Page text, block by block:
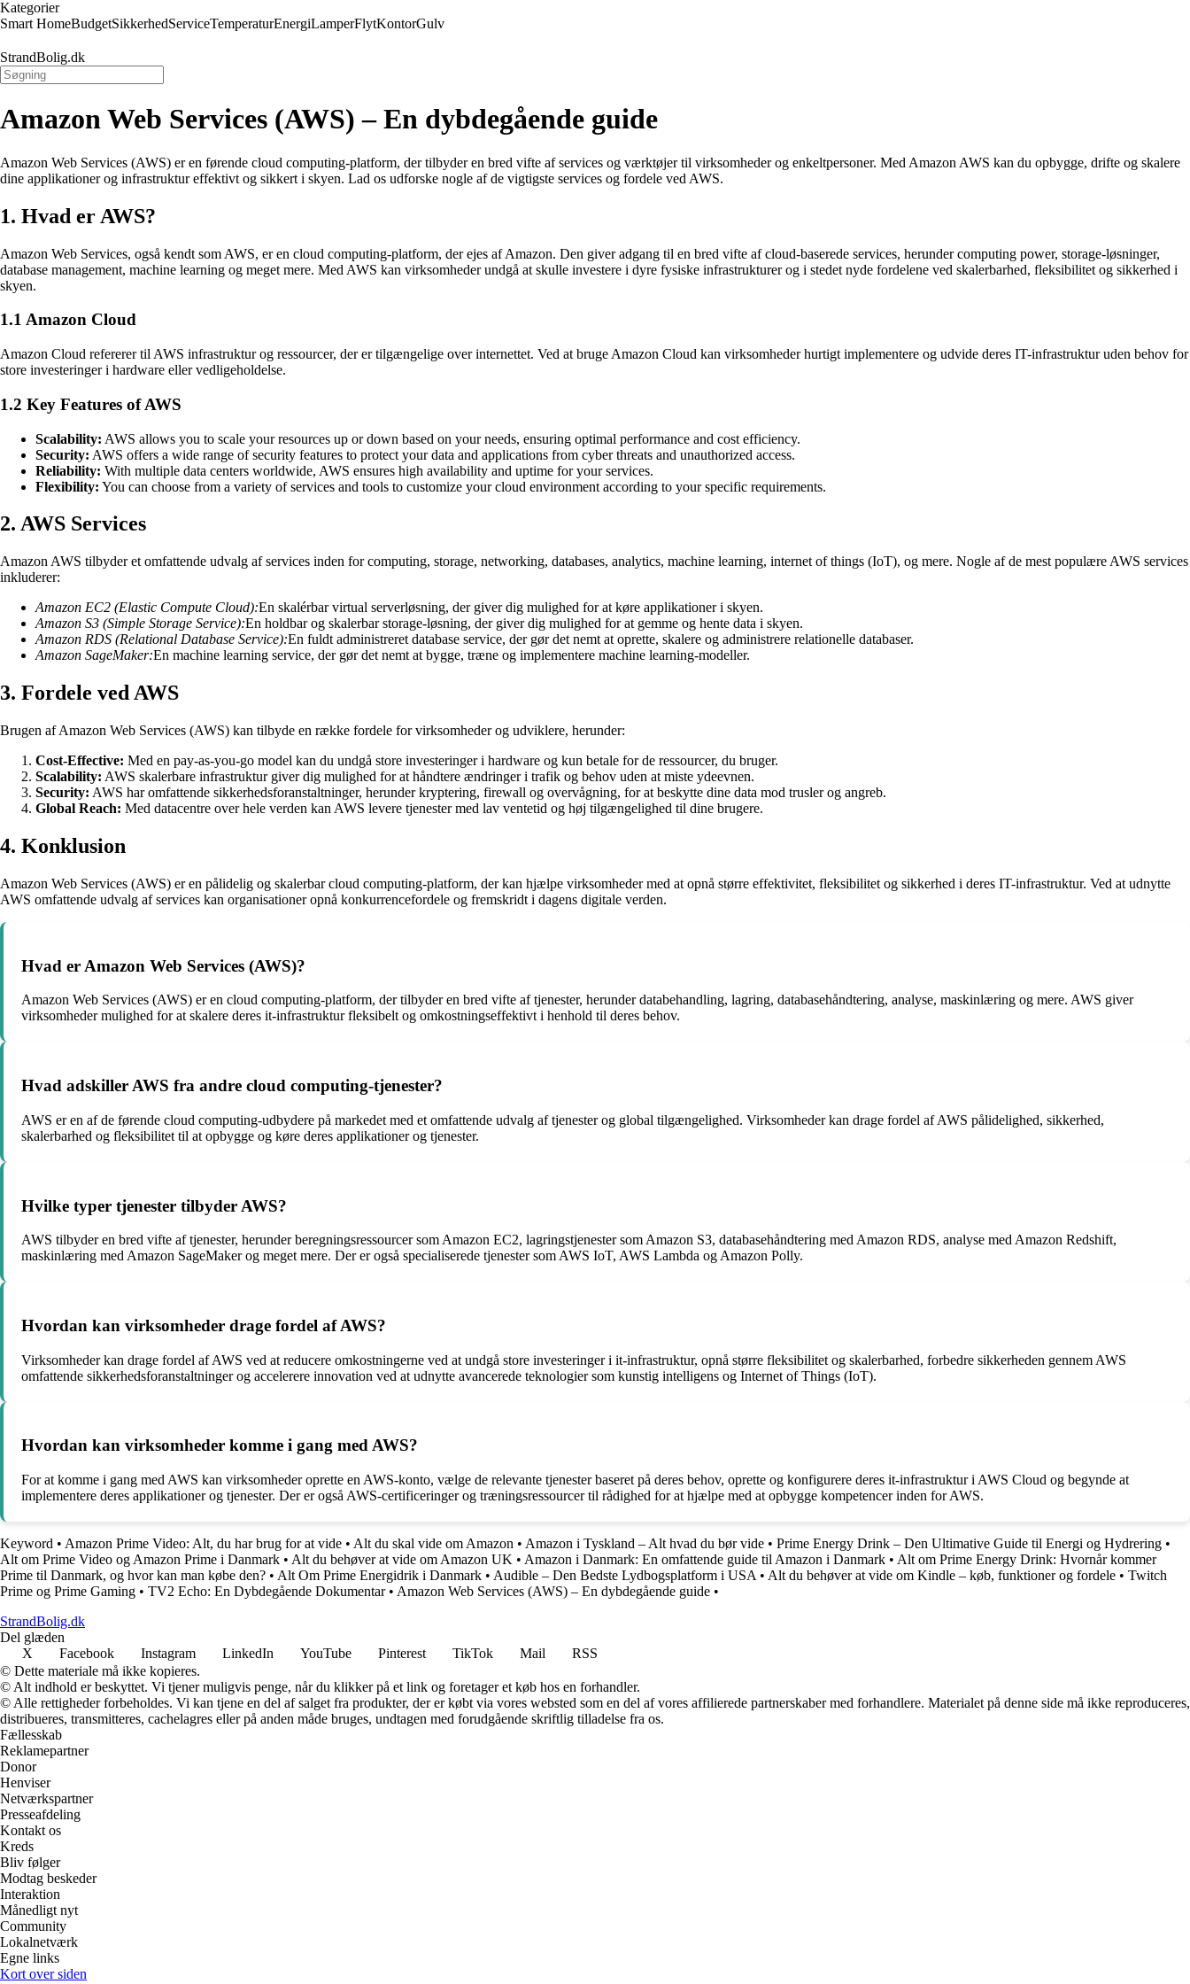
Kategorier
Smart HomeBudgetSikkerhedServiceTemperaturEnergiLamperFlytKontorGulv
StrandBolig.dk
Amazon Web Services (AWS) – En dybdegående guide
Amazon Web Services (AWS) er en førende cloud computing-platform, der tilbyder en bred vifte af services og værktøjer til virksomheder og enkeltpersoner. Med Amazon AWS kan du opbygge, drifte og skalere
dine applikationer og infrastruktur effektivt og sikkert i skyen. Lad os udforske nogle af de vigtigste services og fordele ved AWS.
1. Hvad er AWS?
Amazon Web Services, også kendt som AWS, er en cloud computing-platform, der ejes af Amazon. Den giver adgang til en bred vifte af cloud-baserede services, herunder computing power, storage-løsninger,
database management, machine learning og meget mere. Med AWS kan virksomheder undgå at skulle investere i dyre fysiske infrastrukturer og i stedet nyde fordelene ved skalerbarhed, fleksibilitet og sikkerhed i
skyen.
1.1 Amazon Cloud
Amazon Cloud refererer til AWS infrastruktur og ressourcer, der er tilgængelige over internettet. Ved at bruge Amazon Cloud kan virksomheder hurtigt implementere og udvide deres IT-infrastruktur uden behov for
store investeringer i hardware eller vedligeholdelse.
1.2 Key Features of AWS
Scalability: AWS allows you to scale your resources up or down based on your needs, ensuring optimal performance and cost efficiency.
Security: AWS offers a wide range of security features to protect your data and applications from cyber threats and unauthorized access.
Reliability: With multiple data centers worldwide, AWS ensures high availability and uptime for your services.
Flexibility: You can choose from a variety of services and tools to customize your cloud environment according to your specific requirements.
2. AWS Services
Amazon AWS tilbyder et omfattende udvalg af services inden for computing, storage, networking, databases, analytics, machine learning, internet of things (IoT), og mere. Nogle af de mest populære AWS services
inkluderer:
Amazon EC2 (Elastic Compute Cloud):En skalérbar virtual serverløsning, der giver dig mulighed for at køre applikationer i skyen.
Amazon S3 (Simple Storage Service):En holdbar og skalerbar storage-løsning, der giver dig mulighed for at gemme og hente data i skyen.
Amazon RDS (Relational Database Service):En fuldt administreret database service, der gør det nemt at oprette, skalere og administrere relationelle databaser.
Amazon SageMaker:En machine learning service, der gør det nemt at bygge, træne og implementere machine learning-modeller.
3. Fordele ved AWS
Brugen af Amazon Web Services (AWS) kan tilbyde en række fordele for virksomheder og udviklere, herunder:
Cost-Effective: Med en pay-as-you-go model kan du undgå store investeringer i hardware og kun betale for de ressourcer, du bruger.
Scalability: AWS skalerbare infrastruktur giver dig mulighed for at håndtere ændringer i trafik og behov uden at miste ydeevnen.
Security: AWS har omfattende sikkerhedsforanstaltninger, herunder kryptering, firewall og overvågning, for at beskytte dine data mod trusler og angreb.
Global Reach: Med datacentre over hele verden kan AWS levere tjenester med lav ventetid og høj tilgængelighed til dine brugere.
4. Konklusion
Amazon Web Services (AWS) er en pålidelig og skalerbar cloud computing-platform, der kan hjælpe virksomheder med at opnå større effektivitet, fleksibilitet og sikkerhed i deres IT-infrastruktur. Ved at udnytte
AWS omfattende udvalg af services kan organisationer opnå konkurrencefordele og fremskridt i dagens digitale verden.
Hvad er Amazon Web Services (AWS)?
Amazon Web Services (AWS) er en cloud computing-platform, der tilbyder en bred vifte af tjenester, herunder databehandling, lagring, databasehåndtering, analyse, maskinlæring og mere. AWS giver
virksomheder mulighed for at skalere deres it-infrastruktur fleksibelt og omkostningseffektivt i henhold til deres behov.
Hvad adskiller AWS fra andre cloud computing-tjenester?
AWS er en af de førende cloud computing-udbydere på markedet med et omfattende udvalg af tjenester og global tilgængelighed. Virksomheder kan drage fordel af AWS pålidelighed, sikkerhed,
skalerbarhed og fleksibilitet til at opbygge og køre deres applikationer og tjenester.
Hvilke typer tjenester tilbyder AWS?
AWS tilbyder en bred vifte af tjenester, herunder beregningsressourcer som Amazon EC2, lagringstjenester som Amazon S3, databasehåndtering med Amazon RDS, analyse med Amazon Redshift,
maskinlæring med Amazon SageMaker og meget mere. Der er også specialiserede tjenester som AWS IoT, AWS Lambda og Amazon Polly.
Hvordan kan virksomheder drage fordel af AWS?
Virksomheder kan drage fordel af AWS ved at reducere omkostningerne ved at undgå store investeringer i it-infrastruktur, opnå større fleksibilitet og skalerbarhed, forbedre sikkerheden gennem AWS
omfattende sikkerhedsforanstaltninger og accelerere innovation ved at udnytte avancerede teknologier som kunstig intelligens og Internet of Things (IoT).
Hvordan kan virksomheder komme i gang med AWS?
For at komme i gang med AWS kan virksomheder oprette en AWS-konto, vælge de relevante tjenester baseret på deres behov, oprette og konfigurere deres it-infrastruktur i AWS Cloud og begynde at
implementere deres applikationer og tjenester. Der er også AWS-certificeringer og træningsressourcer til rådighed for at hjælpe med at opbygge kompetencer inden for AWS.
Keyword • Amazon Prime Video: Alt, du har brug for at vide • Alt du skal vide om Amazon • Amazon i Tyskland – Alt hvad du bør vide • Prime Energy Drink – Den Ultimative Guide til Energi og Hydrering •
Alt om Prime Video og Amazon Prime i Danmark • Alt du behøver at vide om Amazon UK • Amazon i Danmark: En omfattende guide til Amazon i Danmark • Alt om Prime Energy Drink: Hvornår kommer
Prime til Danmark, og hvor kan man købe den? • Alt Om Prime Energidrik i Danmark • Audible – Den Bedste Lydbogsplatform i USA • Alt du behøver at vide om Kindle – køb, funktioner og fordele • Twitch
Prime og Prime Gaming • TV2 Echo: En Dybdegående Dokumentar• Amazon Web Services (AWS) – En dybdegående guide •
StrandBolig.dk
Del glæden
X
Facebook Instagram LinkedIn YouTube Pinterest TikTok Mail
RSS
© Dette materiale må ikke kopieres.
© Alt indhold er beskyttet. Vi tjener muligvis penge, når du klikker på et link og foretager et køb hos en forhandler.
© Alle rettigheder forbeholdes. Vi kan tjene en del af salget fra produkter, der er købt via vores websted som en del af vores affilierede partnerskaber med forhandlere. Materialet på denne side må ikke reproduceres,
distribueres, transmitteres, cachelagres eller på anden måde bruges, undtagen med forudgående skriftlig tilladelse fra os.
Fællesskab
Reklamepartner
Donor
Henviser
Netværkspartner
Presseafdeling
Kontakt os
Kreds
Bliv følger
Modtag beskeder
Interaktion
Månedligt nyt
Community
Lokalnetværk
Egne links
Kort over siden